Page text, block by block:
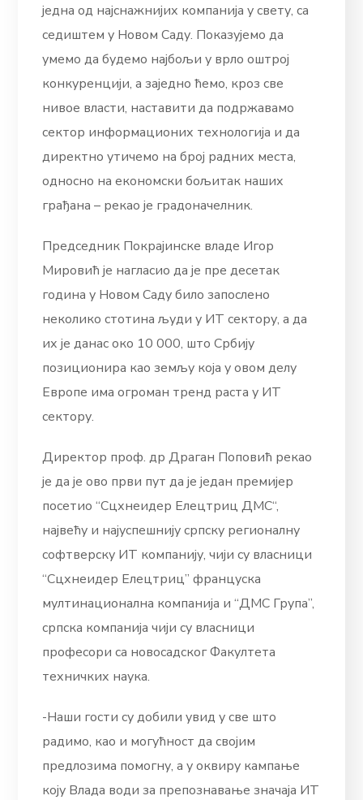
једна од најснажнијих компанија у свету, са
седиштем у Новом Саду. Показујемо да
умемо да будемо најбољи у врло оштрој
конкуренцији, а заједно ћемо, кроз све
нивое власти, наставити да подржавамо
сектор информационих технологија и да
директно утичемо на број радних места,
односно на економски бољитак наших
грађана – рекао је градоначелник.
Председник Покрајинске владе Игор
Мировић је нагласио да је пре десетак
година у Новом Саду било запослено
неколико стотина људи у ИТ сектору, а да
их је данас око 10 000, што Србију
позиционира као земљу која у овом делу
Европе има огроман тренд раста у ИТ
сектору.
Директор проф. др Драган Поповић рекао
је да је ово први пут да је један премијер
посетио “Сцхнеидер Елецтриц ДМС“,
највећу и најуспешнију српску регионалну
софтверску ИТ компанију, чији су власници
“Сцхнеидер Елецтриц” француска
мултинационална компанија и “ДМС Група”,
српска компанија чији су власници
професори са новосадског Факултета
техничких наука.
-Наши гости су добили увид у све што
радимо, као и могућност да својим
предлозима помогну, а у оквиру кампање
коју Влада води за препознавање значаја ИТ